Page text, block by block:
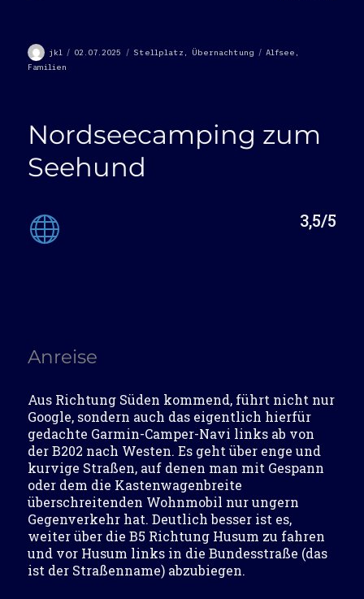
Autor
jkl
Veröffentlicht
02.07.2025 Kategorien
Stellplatz Übernachtung Schlagwörter
Alfsee
Familien
Nordseecamping zum
Seehund
3,5/5
Anreise
Aus Richtung Süden kommend, führt nicht nur
Google, sondern auch das eigentlich hierfür
gedachte Garmin-Camper-Navi links ab von
der B202 nach Westen. Es geht über enge und
kurvige Straßen, auf denen man mit Gespann
oder dem die Kastenwagenbreite
überschreitenden Wohnmobil nur ungern
Gegenverkehr hat. Deutlich besser ist es,
weiter über die B5 Richtung Husum zu fahren
und vor Husum links in die Bundesstraße (das
ist der Straßenname) abzubiegen.